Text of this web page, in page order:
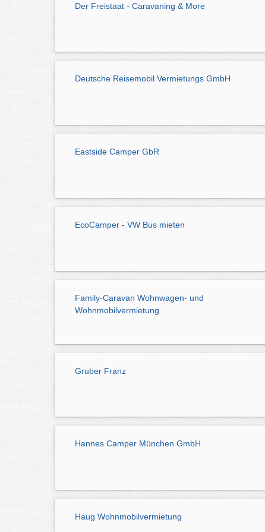
Der Freistaat - Caravaning & More
Deutsche Reisemobil Vermietungs GmbH
Eastside Camper GbR
EcoCamper - VW Bus mieten
Family-Caravan Wohnwagen- und
Wohnmobilvermietung
Gruber Franz
Hannes Camper München GmbH
Haug Wohnmobilvermietung